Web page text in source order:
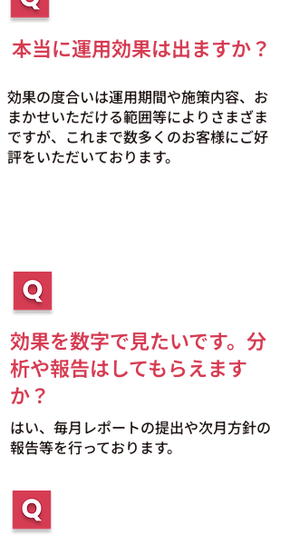
本当に運用効果は出ますか？
効果の度合いは運用期間や施策内容、お
まかせいただける範囲等によりさまざま
ですが、これまで数多くのお客様にご好
評をいただいております。
効果を数字で見たいです。分
析や報告はしてもらえます
か？
はい、毎月レポートの提出や次月方針の
報告等を行っております。